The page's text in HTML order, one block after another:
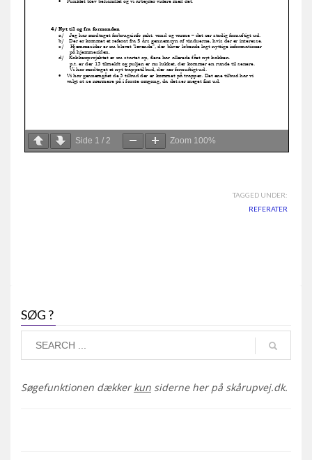
Side 1 / 2 Zoom 100%
TAGGED UNDER:
REFERATER
SØG ?
Søgefunktionen dækkerkun siderne her på skårupvej.dk.